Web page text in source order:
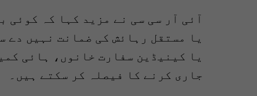
آئی آر سی سی نے مزید کہا کہ کوئی
یا مستقل رہائش کی ضمانت نہیں دے
یا کینیڈین سفارت خانوں، ہائی
جاری کرنے کا فیصلہ کر سکتے ہیں۔